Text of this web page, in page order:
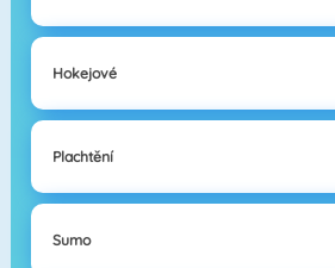
Hokejové
Plachtění
Sumo